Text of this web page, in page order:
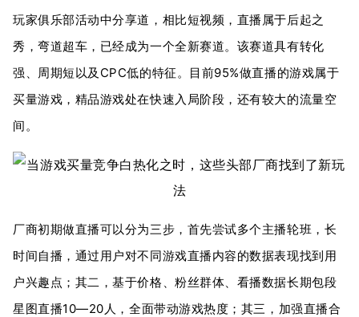
玩家俱乐部活动中分享道，相比短视频，直播属于后起之
秀，弯道超车，已经成为一个全新赛道。该赛道具有转化
强、周期短以及CPC低的特征。目前95%做直播的游戏属于
买量游戏，精品游戏处在快速入局阶段，还有较大的流量空
间。
厂商初期做直播可以分为三步，首先尝试多个主播轮班，长
时间自播，通过用户对不同游戏直播内容的数据表现找到用
户兴趣点；其二，基于价格、粉丝群体、看播数据长期包段
星图直播10—20人，全面带动游戏热度；其三，加强直播合